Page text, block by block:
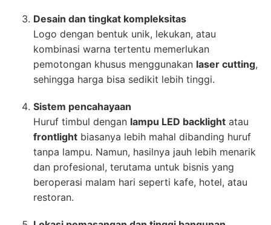
Desain dan tingkat kompleksitas
Logo dengan bentuk unik, lekukan, atau
kombinasi warna tertentu memerlukan
pemotongan khusus menggunakan laser cutting,
sehingga harga bisa sedikit lebih tinggi.
Sistem pencahayaan
Huruf timbul dengan lampu LED backlight atau
frontlight biasanya lebih mahal dibanding huruf
tanpa lampu. Namun, hasilnya jauh lebih menarik
dan profesional, terutama untuk bisnis yang
beroperasi malam hari seperti kafe, hotel, atau
restoran.